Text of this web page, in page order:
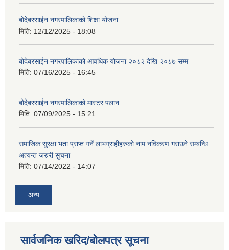
बोदेबरसाईन नगरपालिकाको शिक्षा योजना
मिति: 12/12/2025 - 18:08
बोदेबरसाईन नगरपालिकाको आवधिक योजना २०८२ देखि २०८७ सम्म
मिति: 07/16/2025 - 16:45
बोदेबरसाईन नगरपालिकाको मास्टर पलान
मिति: 07/09/2025 - 15:21
समाजिक सुरक्षा भता प्राप्त गर्ने लाभग्राहीहरुको नाम नविकरण गराउने सम्बन्धि
अत्यन्त जरुरी सुचना
मिति: 07/14/2022 - 14:07
अन्य
सार्वजनिक खरिद/बोलपत्र सूचना